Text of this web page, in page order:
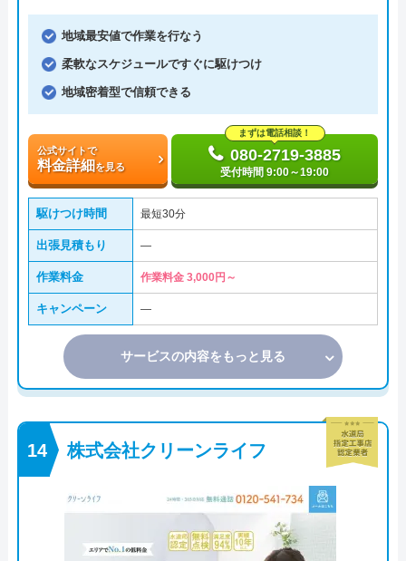
地域最安値で作業を行なう
柔軟なスケジュールですぐに駆けつけ
地域密着型で信頼できる
公式サイトで
料金詳細を見る
まずは電話相談！
080-2719-3885
受付時間 9:00～19:00
駆けつけ時間 最短30分
出張見積もり ―
作業料金 作業料金 3,000円～
キャンペーン ―
サービスの内容をもっと見る
株式会社クリーンライフ